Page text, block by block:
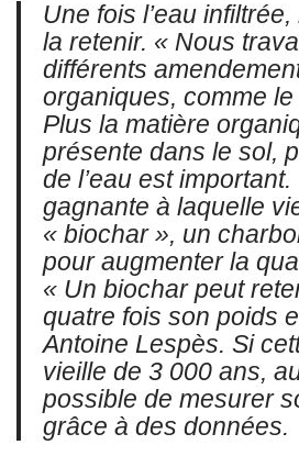
Une fois l’eau
la retenir. « Nous
différents
organiques, comme
Plus la matière
présente dans le sol,
de l’eau est
gagnante à laquelle
« biochar », un
pour augmenter la
« Un biochar peut
quatre fois son poids
Antoine Lespès. Si
vieille de 3 000 ans,
possible de mesurer
grâce à des données.